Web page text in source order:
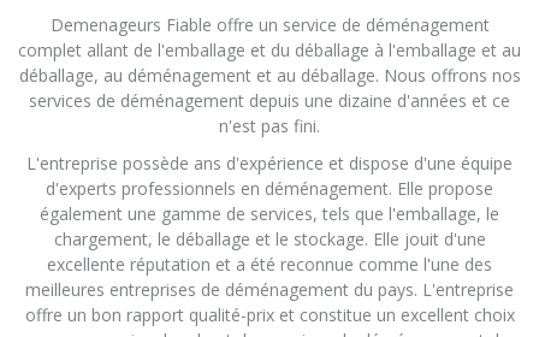
Demenageurs Fiable offre un service de déménagement
complet allant de l'emballage et du déballage à l'emballage et au
déballage, au déménagement et au déballage. Nous offrons nos
services de déménagement depuis une dizaine d'années et ce
n'est pas fini.
L'entreprise possède ans d'expérience et dispose d'une équipe
d'experts professionnels en déménagement. Elle propose
également une gamme de services, tels que l'emballage, le
chargement, le déballage et le stockage. Elle jouit d'une
excellente réputation et a été reconnue comme l'une des
meilleures entreprises de déménagement du pays. L'entreprise
offre un bon rapport qualité-prix et constitue un excellent choix